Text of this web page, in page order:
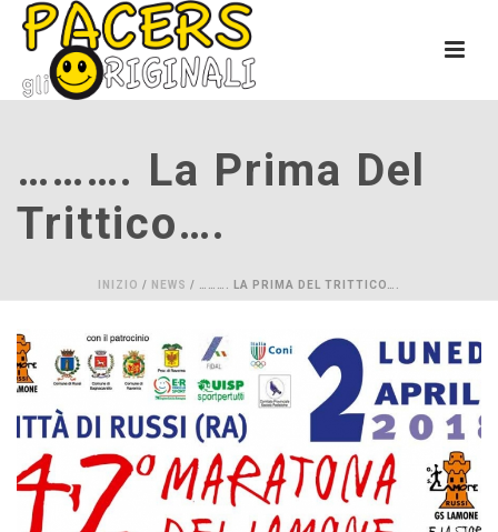
………. La Prima Del
Trittico….
INIZIO / NEWS / ………. LA PRIMA DEL TRITTICO….